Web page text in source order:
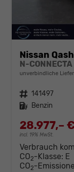
Nissan
unverbindliche
Fahrzeugnr. 141497
Kraftstoff Benzin
28.977,–
incl. 19% MwSt.
Verbrauch
CO2-Klasse: E
CO2-